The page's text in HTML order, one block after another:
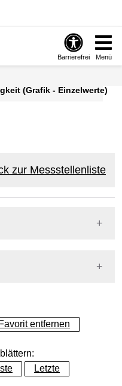
Barrierefrei Menü
(Grafik - Einzelwerte)
zur Messstellenliste
entfernen
Letzte